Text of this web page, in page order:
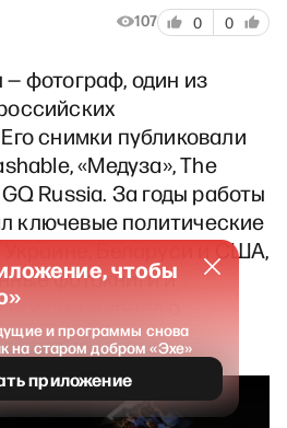
107 0 0
фотограф, один из
снимки публиковали
«Медуза», The
Russia. За годы работы
ключевые политические
Беларуси и США,
фотокниги и
журнал о
чтобы
и программы снова
на старом добром «Эхе»
приложение